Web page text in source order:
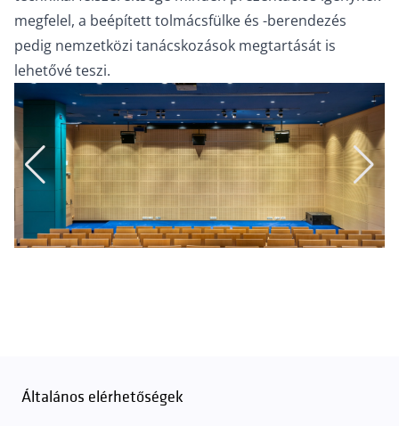
megfelel, a beépített tolmácsfülke és -berendezés
pedig nemzetközi tanácskozások megtartását is
lehetővé teszi.
Általános elérhetőségek